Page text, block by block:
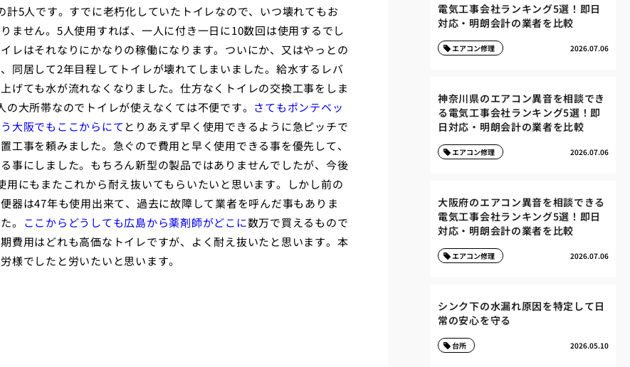
計5人です。すでに老朽化していたトイレなので、いつ壊れてもお
ません。5人使用すれば、一人に付き一日に10数回は使用するでし
レはそれなりにかなりの稼働になります。ついにか、又はやっとの
同居して2年目程してトイレが壊れてしまいました。給水するレバ
げても水が流れなくなりました。仕方なくトイレの交換工事をしま
の大所帯なのでトイレが使えなくては不便です。 さてもポンテベッ
大阪でもここからにてとりあえず早く使用できるように急ピッチで
工事を頼みました。急ぐので費用と早く使用できる事を優先して、
事にしました。もちろん新型の製品ではありませんでしたが、今後
用にもまたこれから耐え抜いてもらいたいと思います。しかし前の
便器は47年も使用出来て、過去に故障して業者を呼んだ事もありま
。 ここからどうしても広島から薬剤師がどこに数万で買えるもので
費用はどれも高価なトイレですが、よく耐え抜いたと思います。本
様でしたと労いたいと思います。
電気工事会社ランキング5選！即日
対応・明朗会計の業者を比較
2026.07.06
エアコン修理
神奈川県のエアコン異音を相談でき
る電気工事会社ランキング5選！即
日対応・明朗会計の業者を比較
2026.07.06
エアコン修理
大阪府のエアコン異音を相談できる
電気工事会社ランキング5選！即日
対応・明朗会計の業者を比較
2026.07.06
エアコン修理
シンク下の水漏れ原因を特定して日
常の安心を守る
2026.05.10
台所